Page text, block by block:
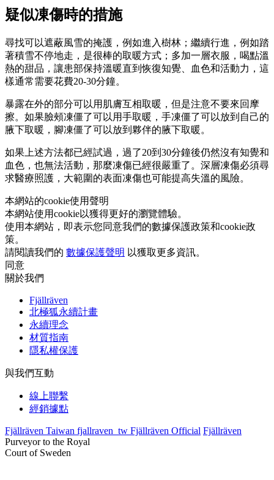
疑似凍傷時的措施
尋找可以遮蔽風雪的掩護，例如進入樹林；繼續行進，例如踏
著積雪不停地走，是很棒的取暖方式；多加一層衣服，喝點溫
熱的甜品，讓患部保持溫暖直到恢復知覺、血色和活動力，這
樣通常需要花費20-30分鐘。
暴露在外的部分可以用肌膚互相取暖，但是注意不要來回摩
擦。如果臉頰凍僵了可以用手取暖，手凍僵了可以放到自己的
腋下取暖，腳凍僵了可以放到夥伴的腋下取暖。
如果上述方法都已經試過，過了20到30分鐘後仍然沒有知覺和
血色，也無法活動，那麼凍傷已經很嚴重了。深層凍傷必須尋
求醫療照護，大範圍的表面凍傷也可能提高失溫的風險。
本網站的cookie使用聲明
本網站使用cookie以獲得更好的瀏覽體驗。
使用本網站，即表示您同意我們的數據保護政策和cookie政
策。
請閱讀我們的 數據保護聲明 以獲取更多資訊。
同意
關於我們
Fjällräven
北極狐永續計畫
永續理念
材質指南
隱私權保護
與我們互動
線上聯繫
經銷據點
Fjällräven Taiwan fjallraven_tw Fjällräven Official Fjällräven
Purveyor to the Royal
Court of Sweden